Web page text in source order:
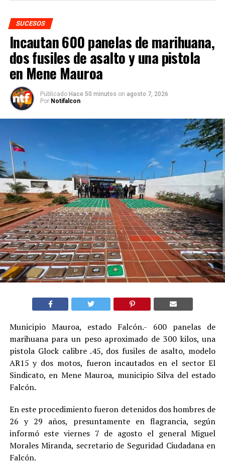
SUCESOS
Incautan 600 panelas de marihuana,
dos fusiles de asalto y una pistola
en Mene Mauroa
Publicado Hace 50 minutos on agosto 7, 2026
Por Notifalcon
Municipio Mauroa, estado Falcón.- 600 panelas de
marihuana para un peso aproximado de 300 kilos, una
pistola Glock calibre .45, dos fusiles de asalto, modelo
AR15 y dos motos, fueron incautados en el sector El
Sindicato, en Mene Mauroa, municipio Silva del estado
Falcón.
En este procedimiento fueron detenidos dos hombres de
26 y 29 años, presuntamente en flagrancia, según
informó este viernes 7 de agosto el general Miguel
Morales Miranda, secretario de Seguridad Ciudadana en
Falcón.